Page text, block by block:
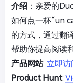
介绍 ：亲爱的
如何点一杯“un
的方式，通过翻
帮助你提高阅读
产品网站: 立即访
Product Hunt: